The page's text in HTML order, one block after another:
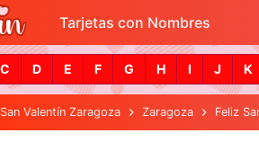
Tarjetas con Nombres
C D E F G H I J K
Valentín Zaragoza Zaragoza Feliz